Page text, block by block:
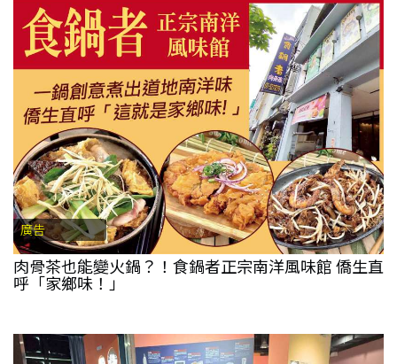
廣告
肉骨茶也能變火鍋？！食鍋者正宗南洋風味館 僑生直
呼「家鄉味！」